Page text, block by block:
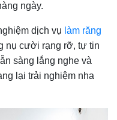
ngày.
dịch vụ làm răng
nụ cười rạng rỡ, tự tin
sàng lắng nghe và
lại trải nghiệm nha